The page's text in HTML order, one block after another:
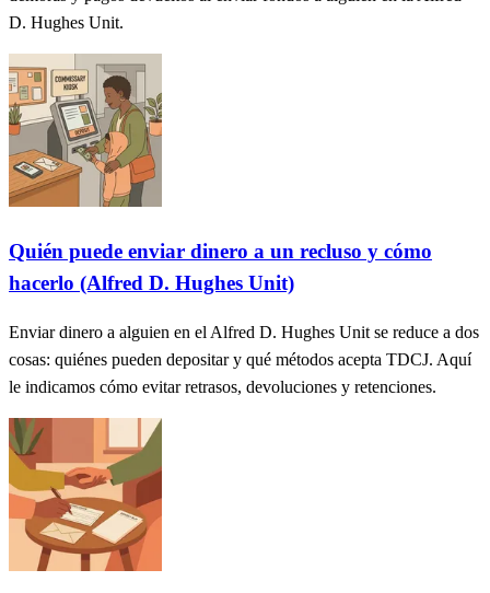
D. Hughes Unit.
Quién puede enviar dinero a un recluso y cómo
hacerlo (Alfred D. Hughes Unit)
Enviar dinero a alguien en el Alfred D. Hughes Unit se reduce a dos
cosas: quiénes pueden depositar y qué métodos acepta TDCJ. Aquí
le indicamos cómo evitar retrasos, devoluciones y retenciones.